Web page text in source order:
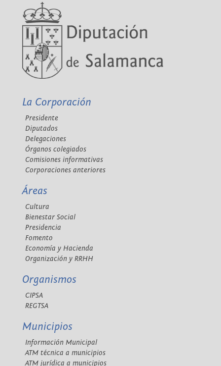
La Corporación
Presidente
Diputados
Delegaciones
Órganos colegiados
Comisiones informativas
Corporaciones anteriores
Áreas
Cultura
Bienestar Social
Presidencia
Fomento
Economía y Hacienda
Organización y RRHH
Organismos
CIPSA
REGTSA
Municipios
Información Municipal
ATM técnica a municipios
ATM jurídica a municipios